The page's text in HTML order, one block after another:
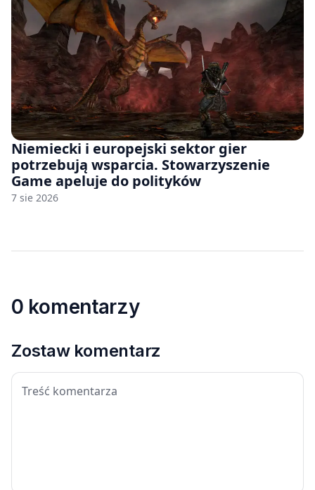
Niemiecki i europejski sektor gier
potrzebują wsparcia. Stowarzyszenie
Game apeluje do polityków
7 sie 2026
0 komentarzy
Zostaw komentarz